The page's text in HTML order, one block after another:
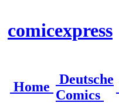
comicexpress
Home
Deutsche
Comics